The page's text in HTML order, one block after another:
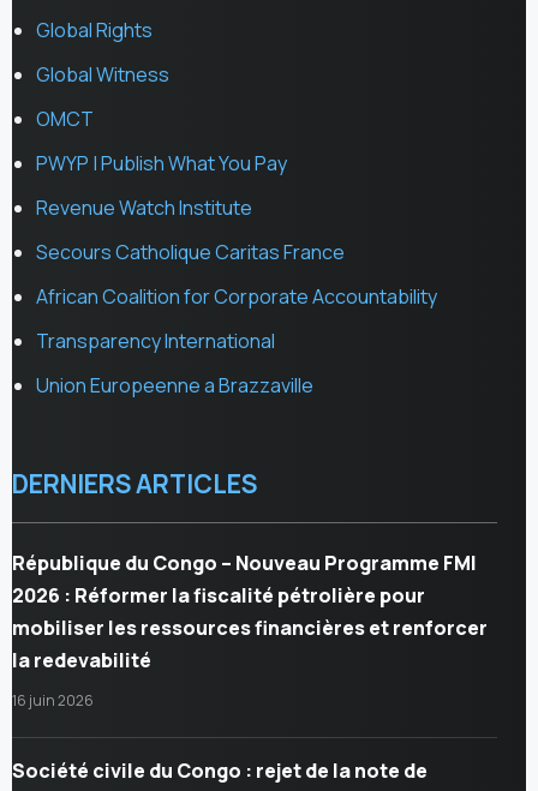
Global Rights
Global Witness
OMCT
PWYP | Publish What You Pay
Revenue Watch Institute
Secours Catholique Caritas France
African Coalition for Corporate Accountability
Transparency International
Union Europeenne a Brazzaville
DERNIERS ARTICLES
République du Congo – Nouveau Programme FMI
2026 : Réformer la fiscalité pétrolière pour
mobiliser les ressources financières et renforcer
la redevabilité
16 juin 2026
Société civile du Congo : rejet de la note de